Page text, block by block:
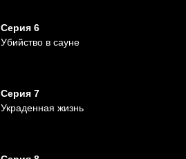
Серия 6
Убийство в сауне
Серия 7
Украденная жизнь